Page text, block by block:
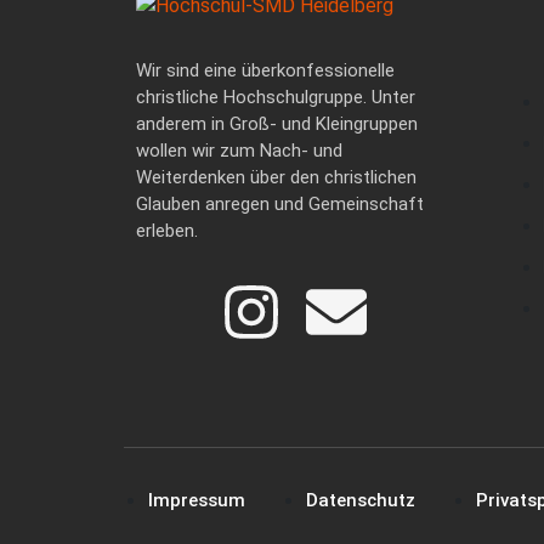
Wir sind eine überkonfessionelle
christliche Hochschulgruppe. Unter
anderem in Groß- und Kleingruppen
wollen wir zum Nach- und
Weiterdenken über den christlichen
Glauben anregen und Gemeinschaft
erleben.
Impressum Datenschutz